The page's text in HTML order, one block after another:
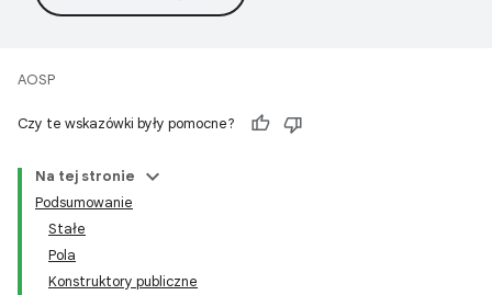
AOSP
Czy te wskazówki były pomocne?
Na tej stronie
Podsumowanie
Stałe
Pola
Konstruktory publiczne